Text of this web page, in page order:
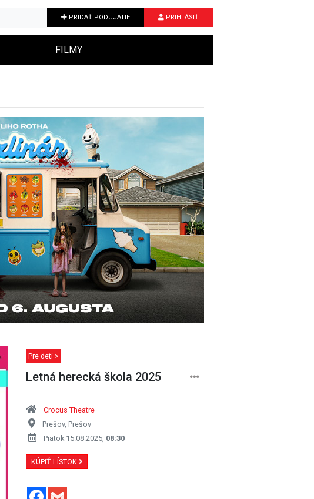
PRIDAŤ PODUJATIE PRIHLÁSIŤ
FILMY
Next
Pre deti >
Letná herecká škola 2025
Crocus Theatre
Prešov, Prešov
Piatok 15.08.2025, 08:30
KÚPIŤ LÍSTOK
Facebook